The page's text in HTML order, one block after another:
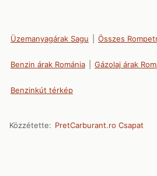
Üzemanyagárak Sagu Összes
Benzin árak Románia Gázolaj árak
Benzinkút térkép
Közzétette: PretCarburant.ro Csapat